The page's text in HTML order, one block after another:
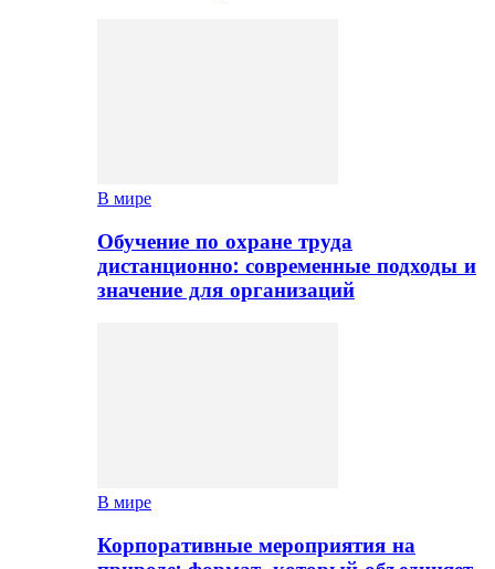
В мире
Обучение по охране труда
дистанционно: современные подходы и
значение для организаций
В мире
Корпоративные мероприятия на